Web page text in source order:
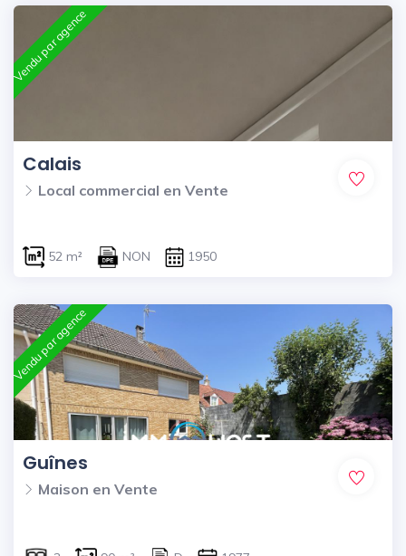
Vendu par agence
Calais
Local commercial en Vente
52 m² NON 1950
Vendu par agence
Guînes
Maison en Vente